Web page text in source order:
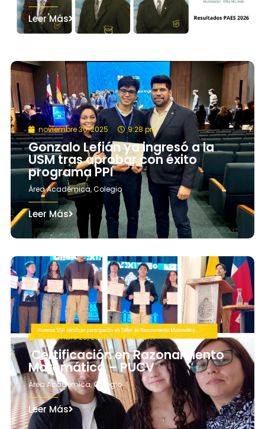
Leer Más
noviembre 30, 2025 9:28 pm
Gonzalo Lefián ya ingresó a la
USM tras aprobar con éxito
programa PPI
Área Académica,Colegio
Leer Más
noviembre 25, 2025 1:25 pm
Certificación en Razonamiento
Matemático – PUCV
Área Académica,Colegio
Leer Más